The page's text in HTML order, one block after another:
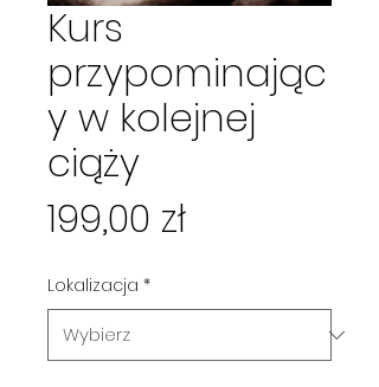
Kurs
przypominając
y w kolejnej
ciąży
199,00 złCena
Lokalizacja *